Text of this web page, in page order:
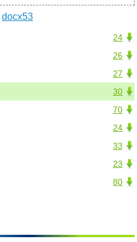
docx53
24
26
27
30
70
24
33
23
80